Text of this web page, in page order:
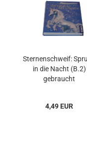
Sternenschweif:
in die Nacht (B.2)
gebraucht
4,49 EUR